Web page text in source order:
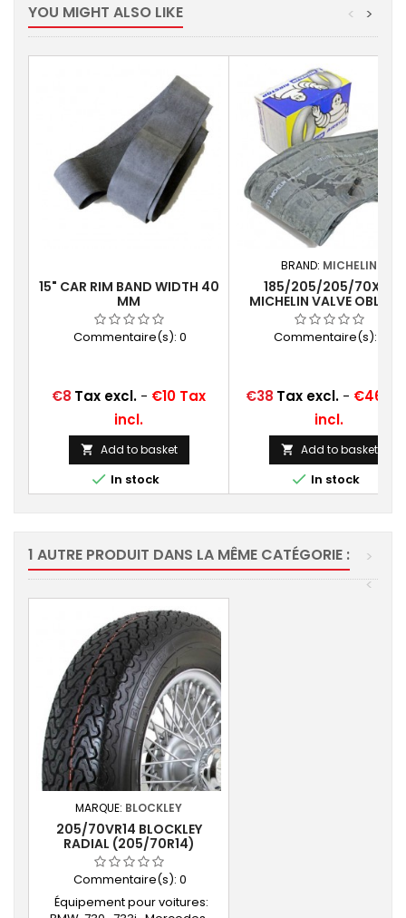
YOU MIGHT ALSO LIKE >
<
15" CAR RIM BAND WIDTH 40
MM
Commentaire(s): 0
Price
€8 Tax excl. - €10 Tax
incl.
 Add to basket
 In stock
BRAND: MICHELIN
185/205/205/70X14
MICHELIN VALVE
CAOUTCHOUC (14F13)
Commentaire(s):
Price
€38 Tax excl.- €46
incl.
 Add to basket
 In stock
1 AUTRE PRODUIT DANS LA MÊME CATÉGORIE :
>
<
MARQUE: BLOCKLEY
205/70VR14 BLOCKLEY
RADIAL (205/70R14)
Commentaire(s): 0
Équipement pour voitures: